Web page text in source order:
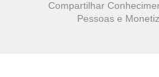
Compartilhar
Pessoas e